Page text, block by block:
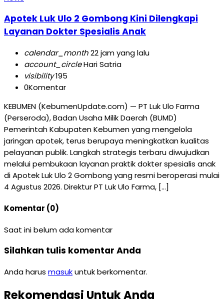
Apotek Luk Ulo 2 Gombong Kini Dilengkapi
Layanan Dokter Spesialis Anak
calendar_month22 jam yang lalu
account_circleHari Satria
visibility195
0Komentar
KEBUMEN (KebumenUpdate.com) — PT Luk Ulo Farma
(Perseroda), Badan Usaha Milik Daerah (BUMD)
Pemerintah Kabupaten Kebumen yang mengelola
jaringan apotek, terus berupaya meningkatkan kualitas
pelayanan publik. Langkah strategis terbaru diwujudkan
melalui pembukaan layanan praktik dokter spesialis anak
di Apotek Luk Ulo 2 Gombong yang resmi beroperasi mulai
4 Agustus 2026. Direktur PT Luk Ulo Farma, […]
Komentar (0)
Saat ini belum ada komentar
Silahkan tulis komentar Anda
Anda harus masukuntuk berkomentar.
Rekomendasi Untuk Anda